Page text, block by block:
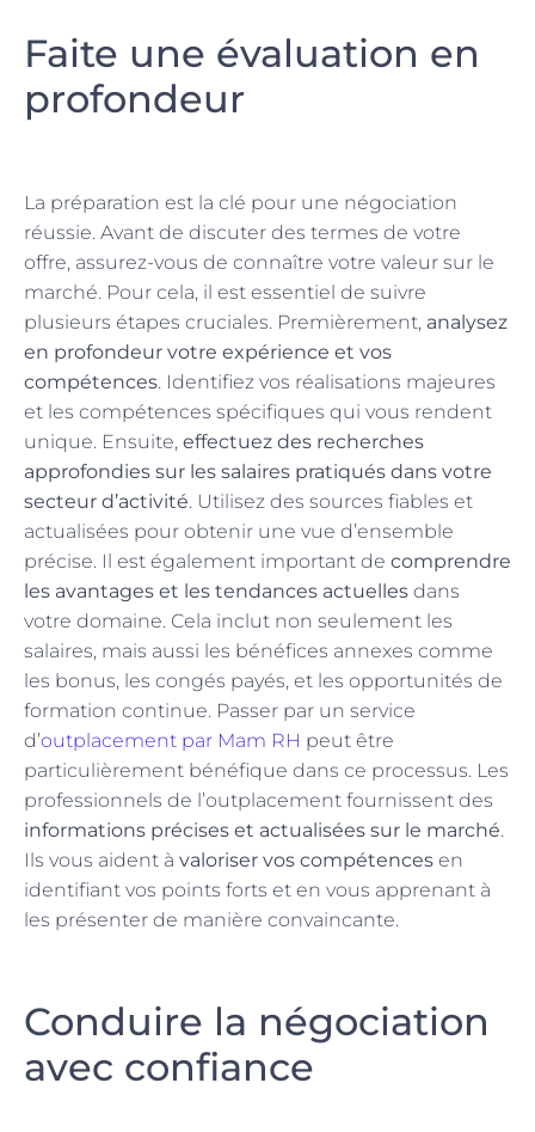
Faite une évaluation en
profondeur
La préparation est la clé pour une négociation
réussie. Avant de discuter des termes de votre
offre, assurez-vous de connaître votre valeur sur le
marché. Pour cela, il est essentiel de suivre
plusieurs étapes cruciales. Premièrement, analysez
en profondeur votre expérience et vos
compétences. Identifiez vos réalisations majeures
et les compétences spécifiques qui vous rendent
unique. Ensuite, effectuez des recherches
approfondies sur les salaires pratiqués dans votre
secteur d’activité. Utilisez des sources fiables et
actualisées pour obtenir une vue d’ensemble
précise. Il est également important de comprendre
les avantages et les tendances actuelles dans
votre domaine. Cela inclut non seulement les
salaires, mais aussi les bénéfices annexes comme
les bonus, les congés payés, et les opportunités de
formation continue. Passer par un service
d’outplacement par Mam RH peut être
particulièrement bénéfique dans ce processus. Les
professionnels de l’outplacement fournissent des
informations précises et actualisées sur le marché.
Ils vous aident à valoriser vos compétences en
identifiant vos points forts et en vous apprenant à
les présenter de manière convaincante.
Conduire la négociation
avec confiance